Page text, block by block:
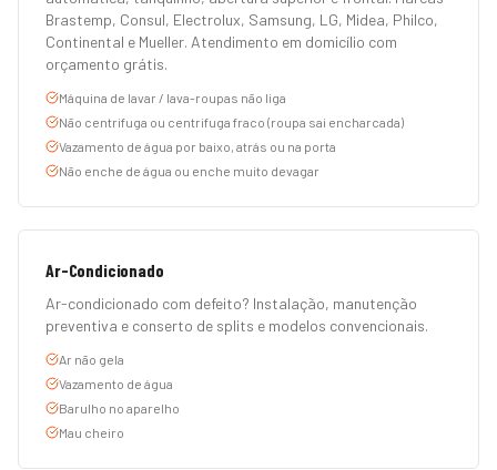
Brastemp, Consul, Electrolux, Samsung, LG, Midea, Philco,
Continental e Mueller. Atendimento em domicílio com
orçamento grátis.
Máquina de lavar / lava-roupas não liga
Não centrifuga ou centrifuga fraco (roupa sai encharcada)
Vazamento de água por baixo, atrás ou na porta
Não enche de água ou enche muito devagar
Ar-Condicionado
Ar-condicionado com defeito? Instalação, manutenção
preventiva e conserto de splits e modelos convencionais.
Ar não gela
Vazamento de água
Barulho no aparelho
Mau cheiro